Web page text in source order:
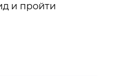
и пройти